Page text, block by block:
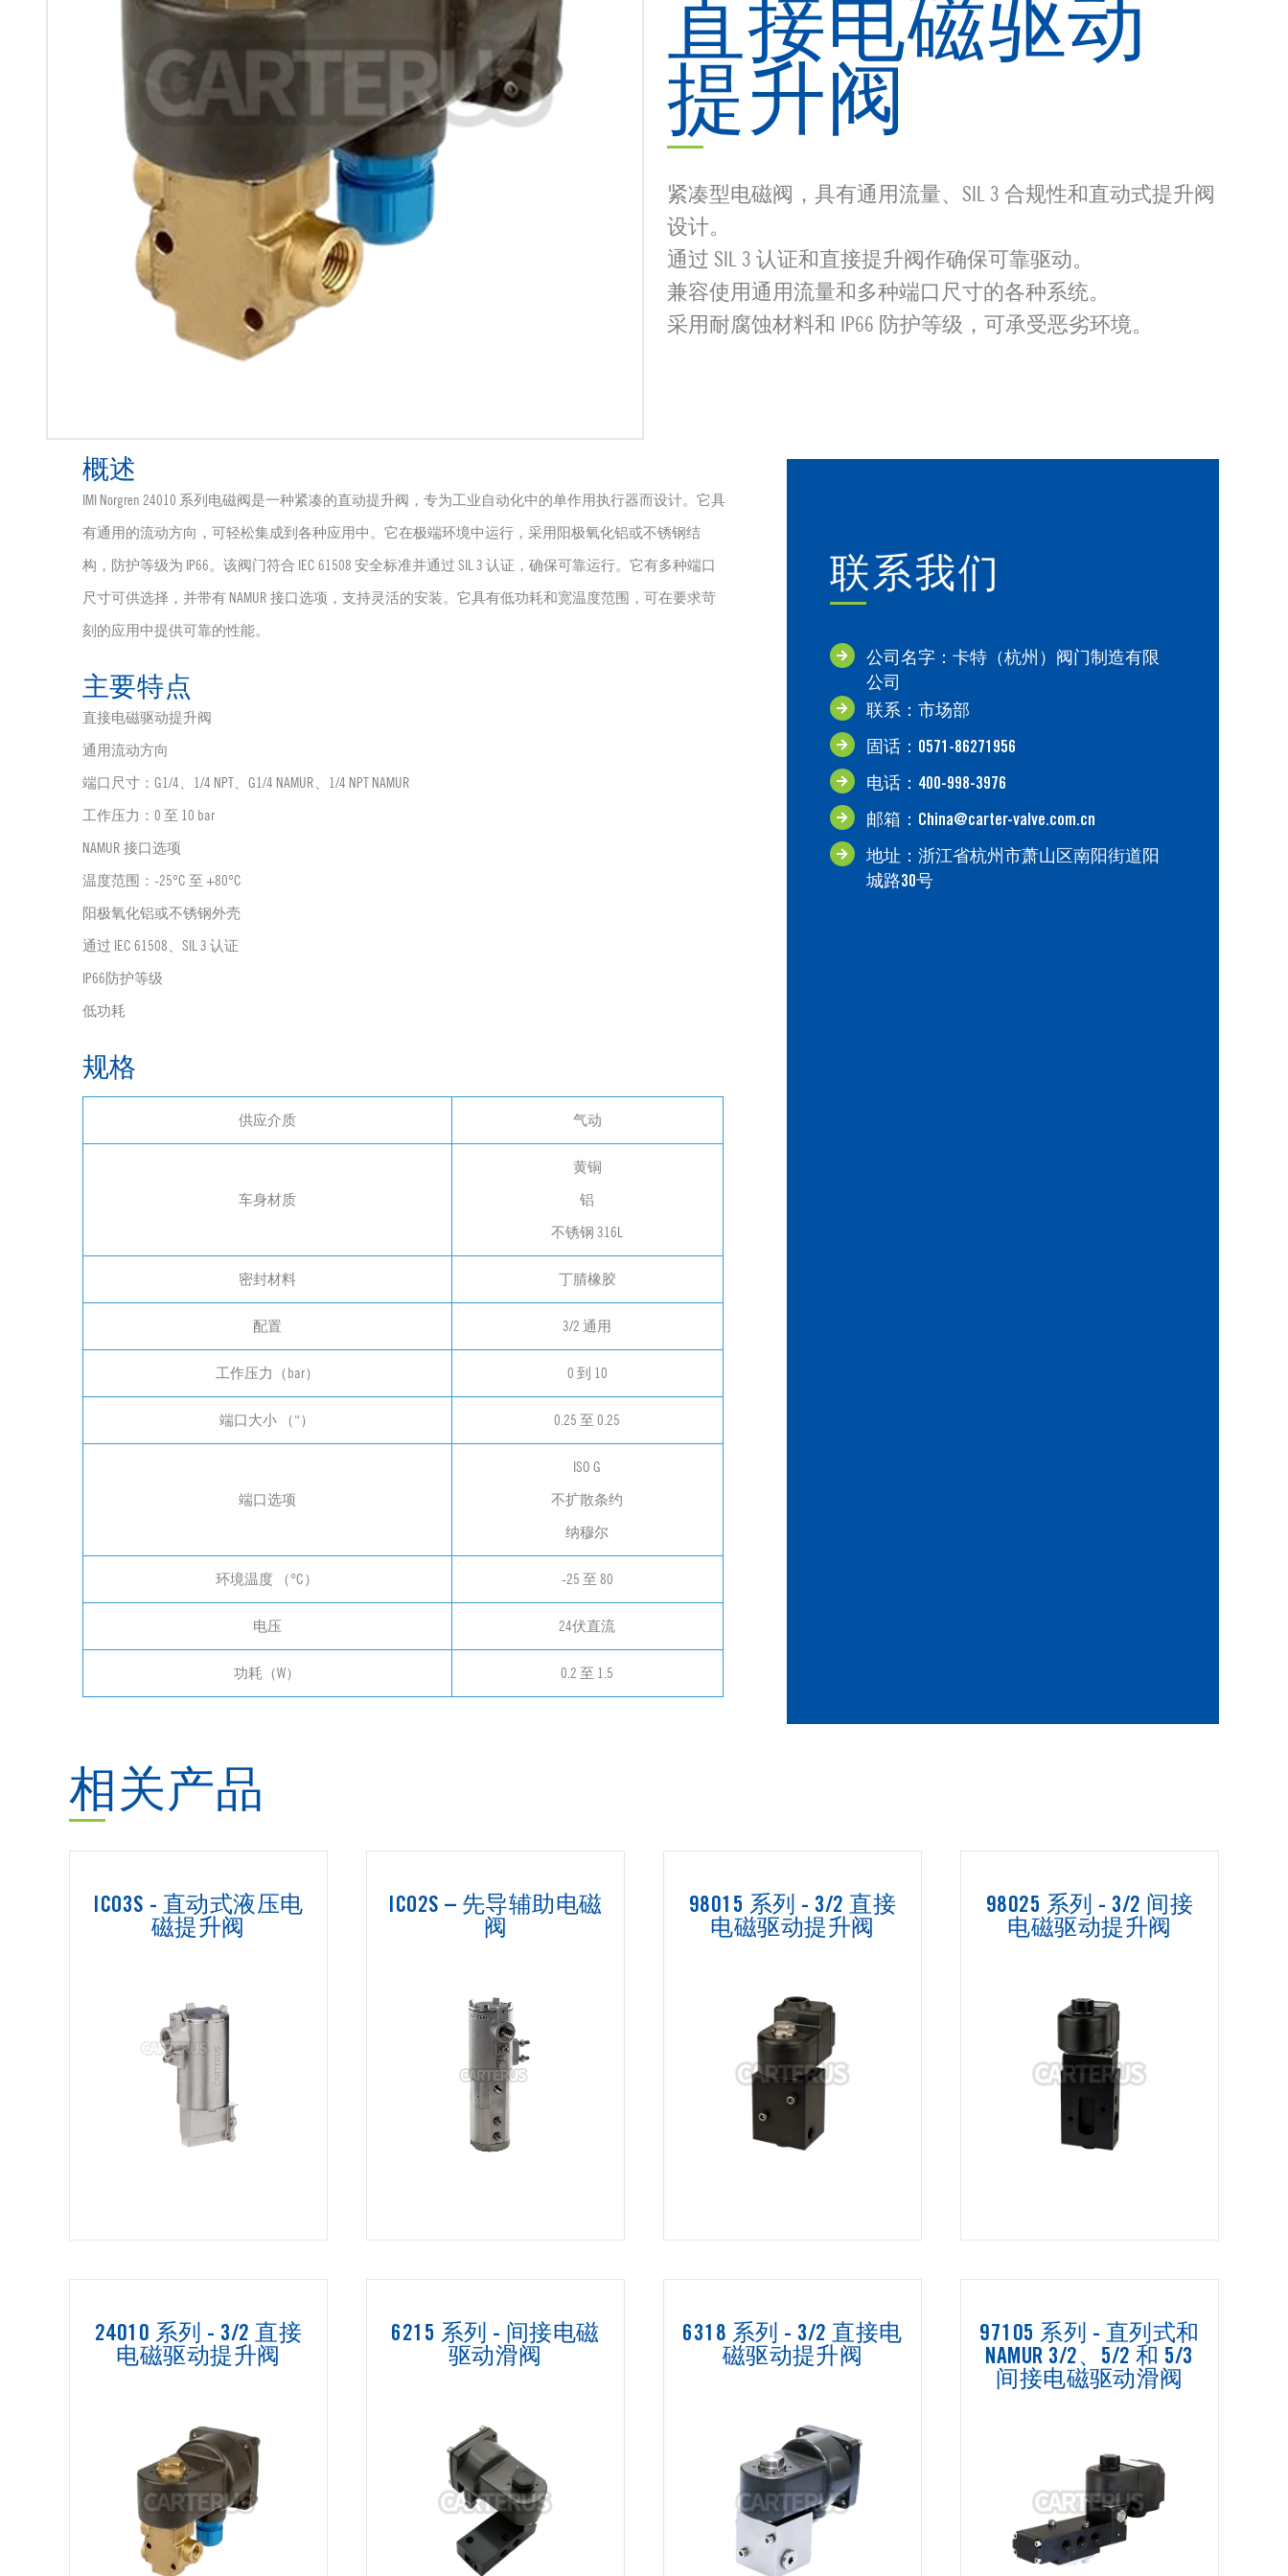
直接电磁驱动
提升阀
紧凑型电磁阀，具有通用流量、SIL 3 合规性和直动式提升阀
设计。
通过 SIL 3 认证和直接提升阀作确保可靠驱动。
兼容使用通用流量和多种端口尺寸的各种系统。
采用耐腐蚀材料和 IP66 防护等级，可承受恶劣环境。
概述
IMI Norgren 24010 系列电磁阀是一种紧凑的直动提升阀，专为工业自动化中的单作用执行器而设计。它具
有通用的流动方向，可轻松集成到各种应用中。它在极端环境中运行，采用阳极氧化铝或不锈钢结
构，防护等级为 IP66。该阀门符合 IEC 61508 安全标准并通过 SIL 3 认证，确保可靠运行。它有多种端口
尺寸可供选择，并带有 NAMUR 接口选项，支持灵活的安装。它具有低功耗和宽温度范围，可在要求苛
刻的应用中提供可靠的性能。
主要特点
直接电磁驱动提升阀
通用流动方向
端口尺寸：G1/4、1/4 NPT、G1/4 NAMUR、1/4 NPT NAMUR
工作压力：0 至 10 bar
NAMUR 接口选项
温度范围：-25°C 至 +80°C
阳极氧化铝或不锈钢外壳
通过 IEC 61508、SIL 3 认证
IP66防护等级
低功耗
规格
供应介质 气动
车身材质
黄铜
铝
不锈钢 316L
密封材料 丁腈橡胶
配置 3/2 通用
工作压力（bar） 0 到 10
端口大小 （“） 0.25 至 0.25
端口选项
ISO G
不扩散条约
纳穆尔
环境温度 （°C） -25 至 80
电压 24伏直流
功耗（W） 0.2 至 1.5
联系我们
公司名字：卡特（杭州）阀门制造有限
公司
联系：市场部
固话：0571-86271956
电话：400-998-3976
邮箱：China@carter-valve.com.cn
地址：浙江省杭州市萧山区南阳街道阳
城路30号
相关产品
ICO3S - 直动式液压电
磁提升阀
ICO2S – 先导辅助电磁
阀
98015 系列 - 3/2 直接
电磁驱动提升阀
98025 系列 - 3/2 间接
电磁驱动提升阀
24010 系列 - 3/2 直接
电磁驱动提升阀
6215 系列 - 间接电磁
驱动滑阀
6318 系列 - 3/2 直接电
磁驱动提升阀
97105 系列 - 直列式和
NAMUR 3/2、5/2 和 5/3
间接电磁驱动滑阀